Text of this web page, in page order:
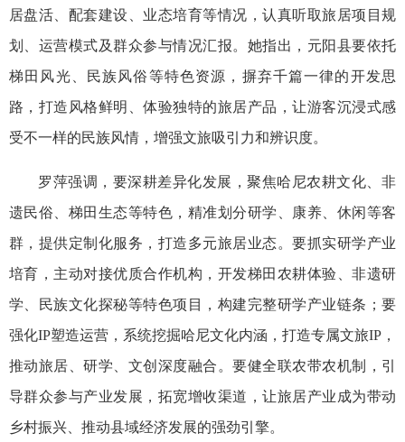
居盘活、配套建设、业态培育等情况，认真听取旅居项目规
划、运营模式及群众参与情况汇报。她指出，元阳县要依托
梯田风光、民族风俗等特色资源，摒弃千篇一律的开发思
路，打造风格鲜明、体验独特的旅居产品，让游客沉浸式感
受不一样的民族风情，增强文旅吸引力和辨识度。
罗萍强调，要深耕差异化发展，聚焦哈尼农耕文化、非
遗民俗、梯田生态等特色，精准划分研学、康养、休闲等客
群，提供定制化服务，打造多元旅居业态。要抓实研学产业
培育，主动对接优质合作机构，开发梯田农耕体验、非遗研
学、民族文化探秘等特色项目，构建完整研学产业链条；要
强化IP塑造运营，系统挖掘哈尼文化内涵，打造专属文旅IP，
推动旅居、研学、文创深度融合。要健全联农带农机制，引
导群众参与产业发展，拓宽增收渠道，让旅居产业成为带动
乡村振兴、推动县域经济发展的强劲引擎。